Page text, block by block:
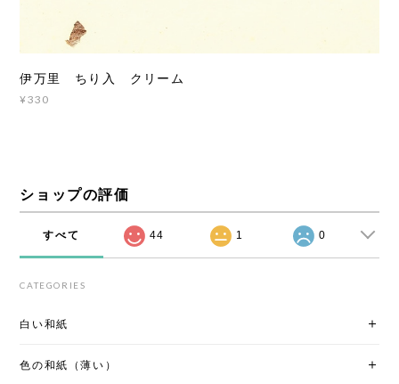
伊万里 ちり入 クリーム
¥330
ショップの評価
すべて 44 1 0
CATEGORIES
白い和紙
色の和紙（薄い）